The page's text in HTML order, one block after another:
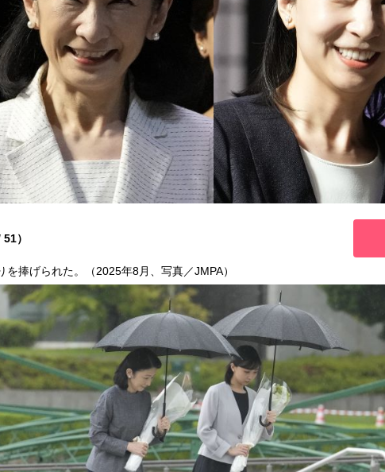
）
を捧げられた。（2025年8月、写真／JMPA）